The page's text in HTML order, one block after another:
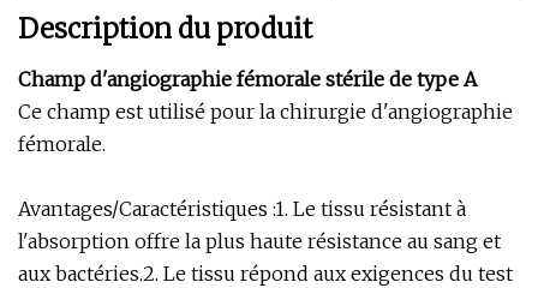
Description du produit
Champ d'angiographie fémorale stérile de type A
Ce champ est utilisé pour la chirurgie d'angiographie
fémorale.
Avantages/Caractéristiques :1. Le tissu résistant à
l'absorption offre la plus haute résistance au sang et
aux bactéries.2. Le tissu répond aux exigences du test